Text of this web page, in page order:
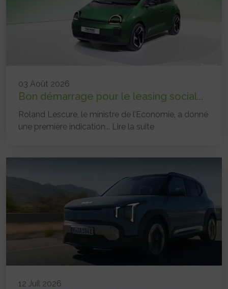
03 Août 2026
Bon démarrage pour le leasing social...
Roland Lescure, le ministre de l’Economie, a donné
une première indication... Lire la suite
12 Juil 2026